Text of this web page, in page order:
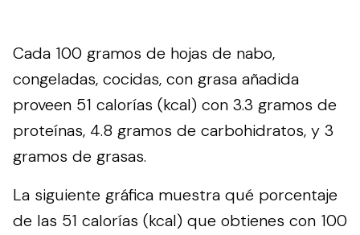
Cada 100 gramos de hojas de nabo,
congeladas, cocidas, con grasa añadida
proveen 51 calorías (kcal) con 3.3 gramos de
proteínas, 4.8 gramos de carbohidratos, y 3
gramos de grasas.
La siguiente gráfica muestra qué porcentaje
de las 51 calorías (kcal) que obtienes con 100